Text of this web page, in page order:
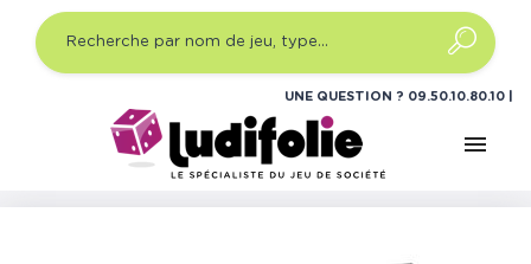
UNE QUESTION ? 09.50.10.80.10
menu
Jeux de société Jeux de société famille
Le
Donjon de Naheulbeuk